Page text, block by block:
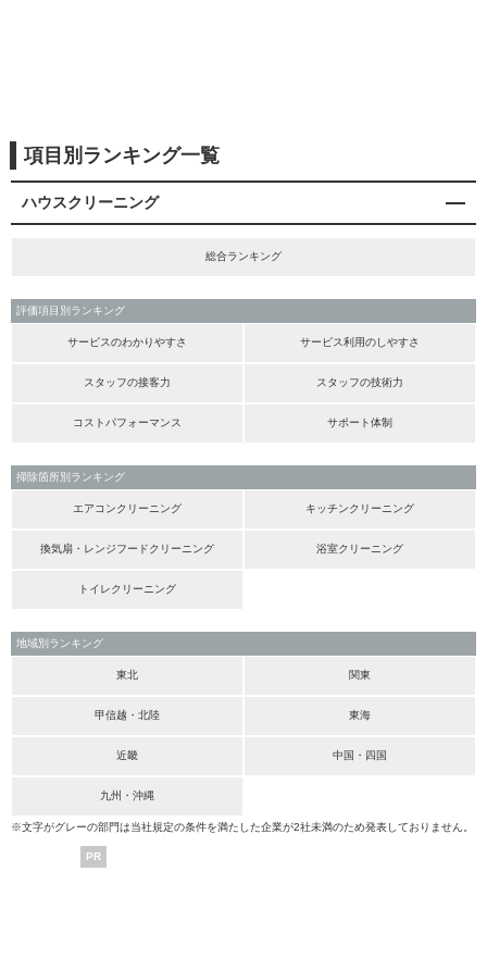
項目別ランキング一覧
ハウスクリーニング
総合ランキング
評価項目別ランキング
サービスのわかりやすさ サービス利用のしやすさ
スタッフの接客力 スタッフの技術力
コストパフォーマンス サポート体制
掃除箇所別ランキング
エアコンクリーニング キッチンクリーニング
換気扇・レンジフードクリーニング 浴室クリーニング
トイレクリーニング
地域別ランキング
東北 関東
甲信越・北陸 東海
近畿 中国・四国
九州・沖縄
※文字がグレーの部門は当社規定の条件を満たした企業が2社未満のため発表しておりません。
PR